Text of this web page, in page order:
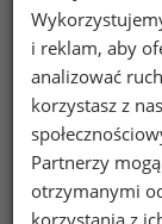
Zapisz się
i reklam, aby
analizować
korzystasz z
Partnerzy
otrzymanymi
korzystania z